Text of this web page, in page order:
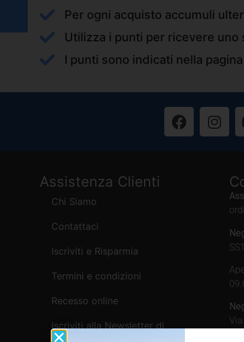
Per ogni acquisto accumuli
Utilizza i punti per ricevere uno
I punti sono indicati nella
Assistenza Clienti
Chi Siamo
Contattaci
Iscriviti e Risparmia
Termini e condizioni
Recesso online
Iscriviti alla Newsletter di
Webpesca